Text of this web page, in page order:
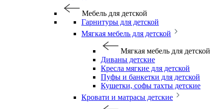
Мебель для детской
Гарнитуры для детской
Мягкая мебель для детской
Мягкая мебель для детской
Диваны детские
Кресла мягкие для детской
Пуфы и банкетки для детской
Кушетки, софы тахты детские
Кровати и матрасы детские